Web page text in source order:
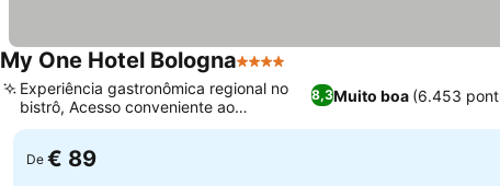
My One Hotel Bologna4 Estrelas
8,3Muito boa (6.453
Experiência gastronômica regional no
bistrô, Acesso conveniente ao
transporte público
De € 89